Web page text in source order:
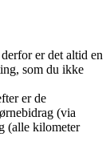
er det altid en
som du ikke
er de
(via
(alle kilometer